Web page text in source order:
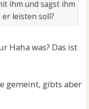
ihm und sagst ihm
leisten soll?
Haha was? Das ist
gemeint, gibts aber